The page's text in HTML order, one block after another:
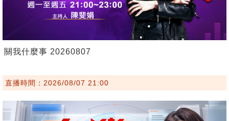
關我什麼事 20260807
直播時間：2026/08/07 21:00